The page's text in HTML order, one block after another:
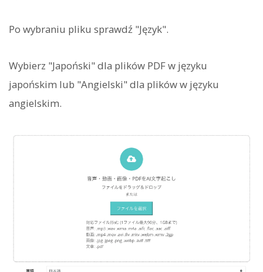
Po wybraniu pliku sprawdź "Język".
Wybierz "Japoński" dla plików PDF w języku
japońskim lub "Angielski" dla plików w języku
angielskim.